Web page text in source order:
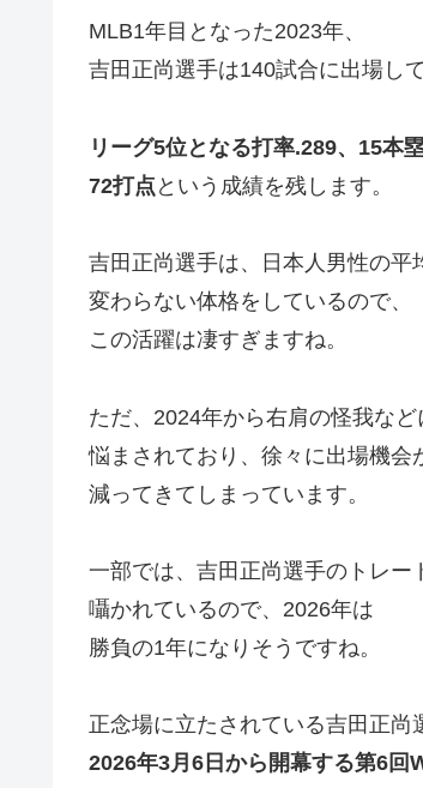
MLB1年目となった2023年、
吉田正尚選手は140試合に出場して
リーグ5位となる打率.289、15本塁
72打点 という成績を残します。
吉田正尚選手は、日本人男性の平
変わらない体格をしているので、
この活躍は凄すぎますね。
ただ、2024年から右肩の怪我など
悩まされており、徐々に出場機会
減ってきてしまっています。
一部では、吉田正尚選手のトレー
囁かれているので、2026年は
勝負の1年になりそうですね。
正念場に立たされている吉田正尚
2026年3月6日から開幕する第6回